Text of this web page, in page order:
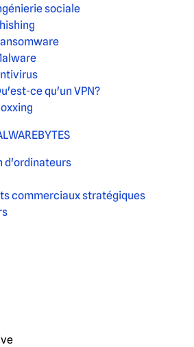
sociale
ce qu'un VPN?
d'ordinateurs
commerciaux stratégiques